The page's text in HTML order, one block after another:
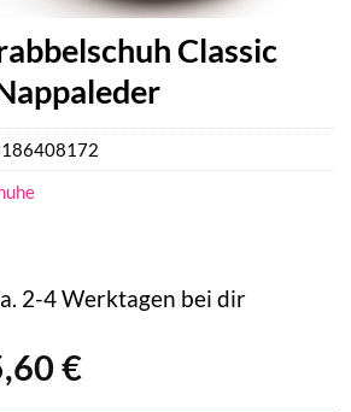
Classic
€Aktueller
2-4 Werktagen bei dir